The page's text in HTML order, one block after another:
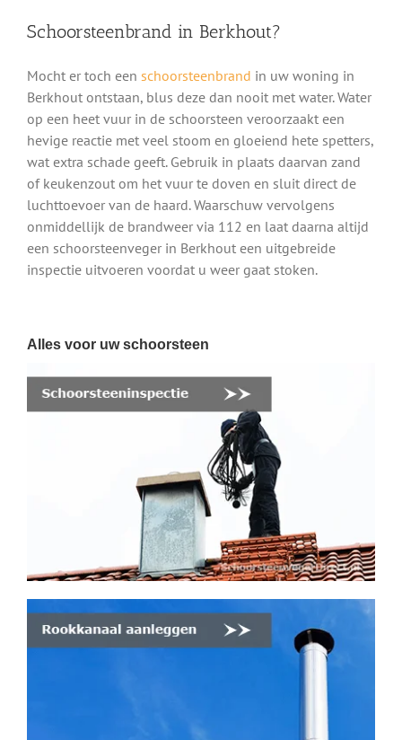
Schoorsteenbrand in Berkhout?
Mocht er toch een schoorsteenbrand in uw woning in
Berkhout ontstaan, blus deze dan nooit met water. Water
op een heet vuur in de schoorsteen veroorzaakt een
hevige reactie met veel stoom en gloeiend hete spetters,
wat extra schade geeft. Gebruik in plaats daarvan zand
of keukenzout om het vuur te doven en sluit direct de
luchttoevoer van de haard. Waarschuw vervolgens
onmiddellijk de brandweer via 112 en laat daarna altijd
een schoorsteenveger in Berkhout een uitgebreide
inspectie uitvoeren voordat u weer gaat stoken.
Alles voor uw schoorsteen